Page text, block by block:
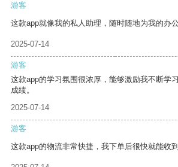
游客
这款app就像我的私人助理，随时随地为我的办公
2025-07-14
游客
这款app的学习氛围很浓厚，能够激励我不断学
成绩。
2025-07-14
游客
这款app的物流非常快捷，我下单后很快就能收到